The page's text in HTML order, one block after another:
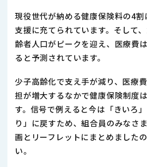
現役世代が納める健康保険料の4
支援に充てられています。そして
齢者人口がピークを迎え、医療費
ると予測されています。
少子高齢化で支え手が減り、医療
担が増大するなかで健康保険制度
す。信号で例えると今は「きいろ
り」に戻すため、組合員のみなさ
画とリーフレットにまとめました
い。